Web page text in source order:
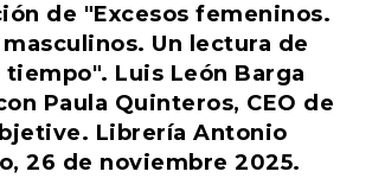
de "Excesos femeninos.
Un lectura de
Luis León Barga
Paula Quinteros, CEO de
Librería Antonio
26 de noviembre 2025.